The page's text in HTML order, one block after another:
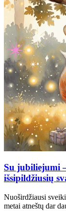
Su jubiliejumi
išsipildžiusių
Nuoširdžiausi
metai atneštų dar